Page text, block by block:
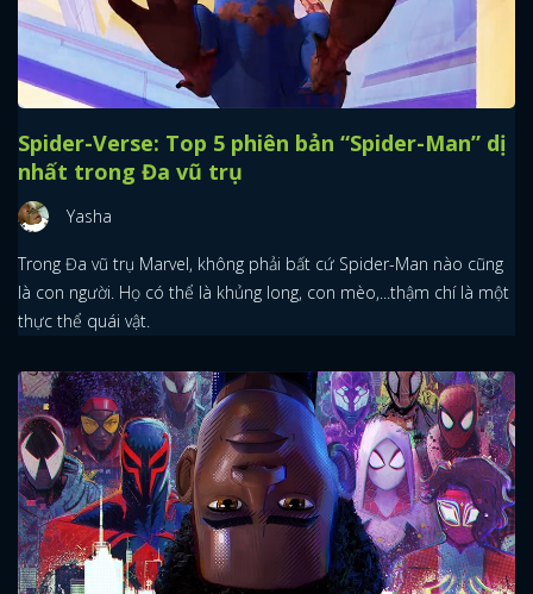
Spider-Verse: Top 5 phiên bản “Spider-Man” dị
nhất trong Đa vũ trụ
Yasha
Trong Đa vũ trụ Marvel, không phải bất cứ Spider-Man nào cũng
là con người. Họ có thể là khủng long, con mèo,...thậm chí là một
thực thể quái vật.